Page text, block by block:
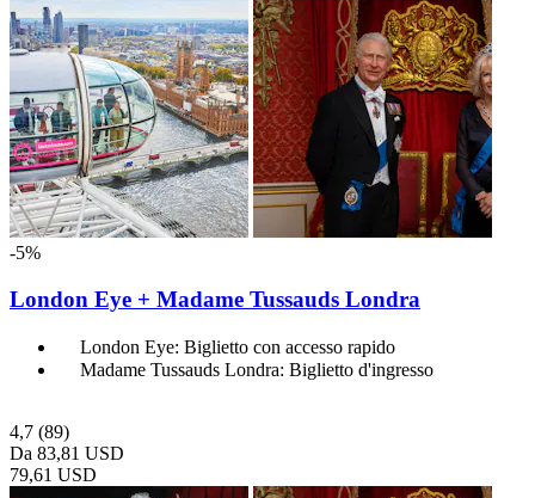
-5%
London Eye + Madame Tussauds Londra
London Eye: Biglietto con accesso rapido
Madame Tussauds Londra: Biglietto d'ingresso
4,7 (89)
Da 83,81 USD
79,61 USD